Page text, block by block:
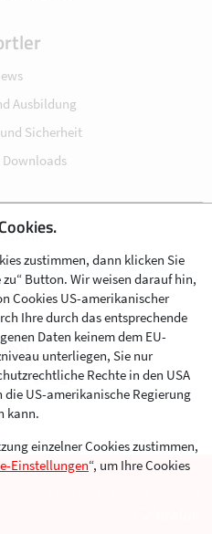
Ausbildung
Sicherheit
Downloads
zustimmen, dann klicken Sie
Button. Wir weisen darauf hin,
Cookies US-amerikanischer
Ihre durch das entsprechende
Daten keinem dem EU-
unterliegen, Sie nur
Rechte in den USA
US-amerikanische Regierung
kann.
einzelner Cookies zustimmen,
Einstellungen“, um Ihre Cookies